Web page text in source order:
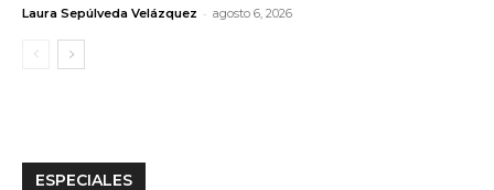
Laura Sepúlveda Velázquez - agosto 6, 2026
ESPECIALES